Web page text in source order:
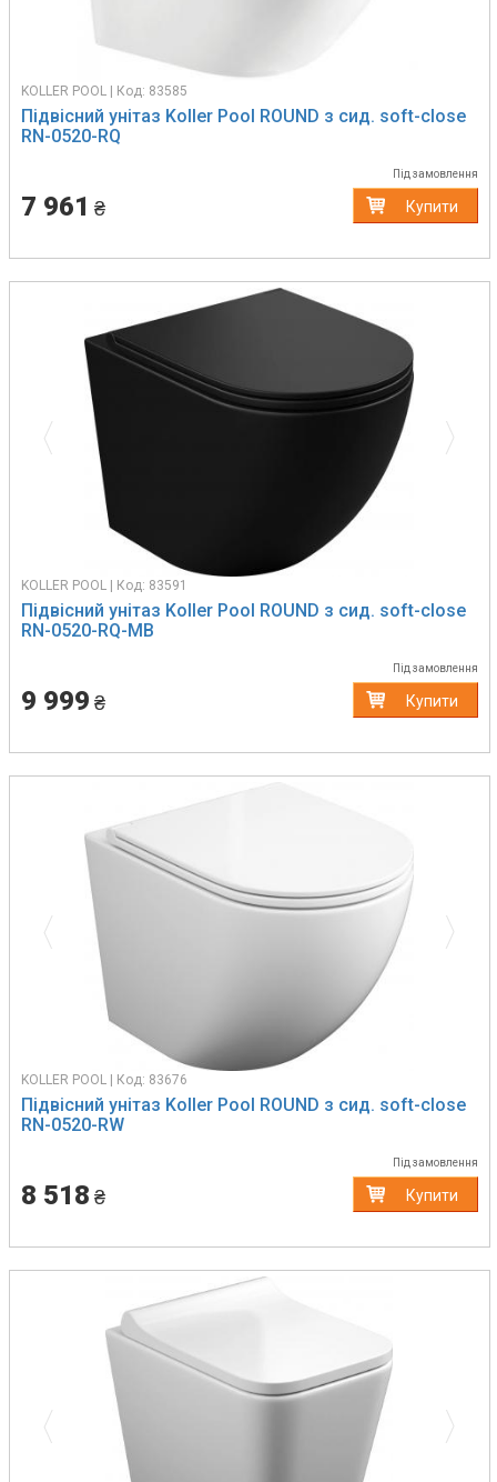
KOLLER POOL | Код: 83585
Підвісний унітаз Koller Pool ROUND з сид. soft-close
RN-0520-RQ
Під замовлення
7 961 ₴ Купити
Previous
KOLLER POOL | Код: 83591
Підвісний унітаз Koller Pool ROUND з сид. soft-close
RN-0520-RQ-MB
Під замовлення
9 999 ₴ Купити
Previous
KOLLER POOL | Код: 83676
Підвісний унітаз Koller Pool ROUND з сид. soft-close
RN-0520-RW
Під замовлення
8 518 ₴ Купити
Previous